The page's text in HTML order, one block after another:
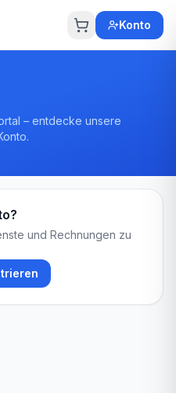
Konto
– entdecke unsere
und Rechnungen zu